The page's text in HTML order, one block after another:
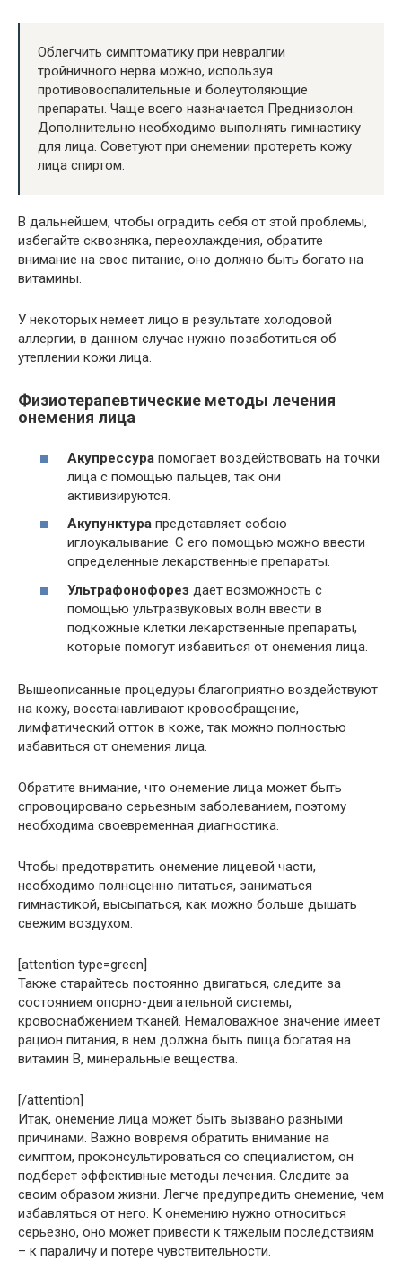
Облегчить симптоматику при невралгии
тройничного нерва можно, используя
противовоспалительные и болеутоляющие
препараты. Чаще всего назначается Преднизолон.
Дополнительно необходимо выполнять гимнастику
для лица. Советуют при онемении протереть кожу
лица спиртом.
В дальнейшем, чтобы оградить себя от этой проблемы,
избегайте сквозняка, переохлаждения, обратите
внимание на свое питание, оно должно быть богато на
витамины.
У некоторых немеет лицо в результате холодовой
аллергии, в данном случае нужно позаботиться об
утеплении кожи лица.
Физиотерапевтические методы лечения
онемения лица
Акупрессура помогает воздействовать на точки
лица с помощью пальцев, так они
активизируются.
Акупунктура представляет собою
иглоукалывание. С его помощью можно ввести
определенные лекарственные препараты.
Ультрафонофорез дает возможность с
помощью ультразвуковых волн ввести в
подкожные клетки лекарственные препараты,
которые помогут избавиться от онемения лица.
Вышеописанные процедуры благоприятно воздействуют
на кожу, восстанавливают кровообращение,
лимфатический отток в коже, так можно полностью
избавиться от онемения лица.
Обратите внимание, что онемение лица может быть
спровоцировано серьезным заболеванием, поэтому
необходима своевременная диагностика.
Чтобы предотвратить онемение лицевой части,
необходимо полноценно питаться, заниматься
гимнастикой, высыпаться, как можно больше дышать
свежим воздухом.
[attention type=green]
Также старайтесь постоянно двигаться, следите за
состоянием опорно-двигательной системы,
кровоснабжением тканей. Немаловажное значение имеет
рацион питания, в нем должна быть пища богатая на
витамин В, минеральные вещества.
[/attention]
Итак, онемение лица может быть вызвано разными
причинами. Важно вовремя обратить внимание на
симптом, проконсультироваться со специалистом, он
подберет эффективные методы лечения. Следите за
своим образом жизни. Легче предупредить онемение, чем
избавляться от него. К онемению нужно относиться
серьезно, оно может привести к тяжелым последствиям
– к параличу и потере чувствительности.